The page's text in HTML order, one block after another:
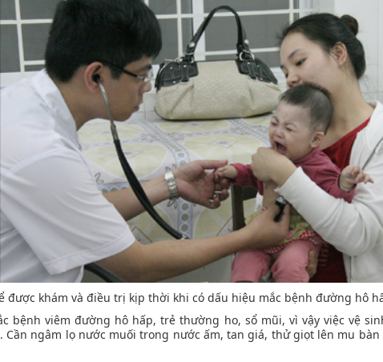
được khám và điều trị kịp thời khi có dấu hiệu mắc bệnh đường hô
bệnh viêm đường hô hấp, trẻ thường ho, sổ mũi, vì vậy việc vệ
Cần ngâm lọ nước muối trong nước ấm, tan giá, thử giọt lên mu